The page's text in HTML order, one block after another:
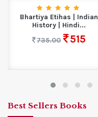
Bhartiya Etihas | Indian
History | Hindi...
735.00
515
Best Sellers Books